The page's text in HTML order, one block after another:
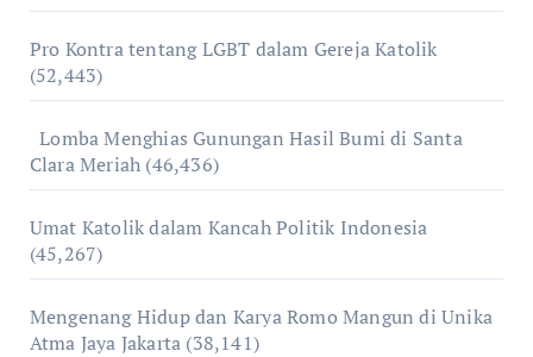
Pro Kontra tentang LGBT dalam Gereja Katolik
(52,443)
Lomba Menghias Gunungan Hasil Bumi di Santa
Clara Meriah (46,436)
Umat Katolik dalam Kancah Politik Indonesia
(45,267)
Mengenang Hidup dan Karya Romo Mangun di Unika
Atma Jaya Jakarta (38,141)